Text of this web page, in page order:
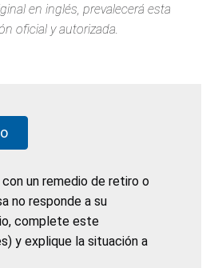
en inglés, prevalecerá esta
oficial y autorizada.
un remedio de retiro o
no responde a su
complete este
y explique la situación a